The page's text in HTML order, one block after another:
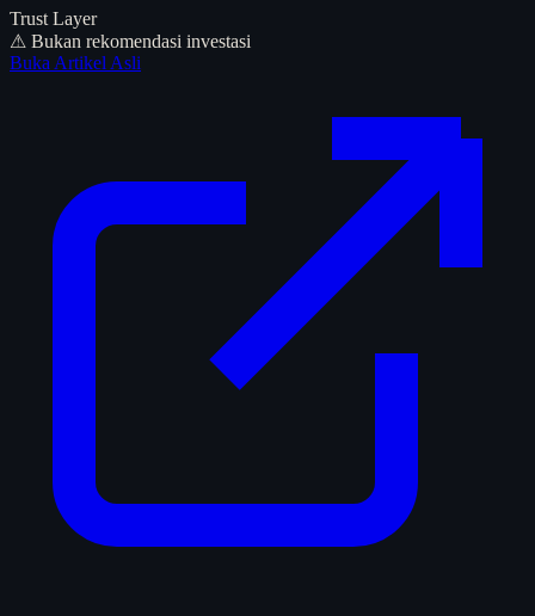
Trust Layer
⚠ Bukan rekomendasi investasi
Buka Artikel Asli